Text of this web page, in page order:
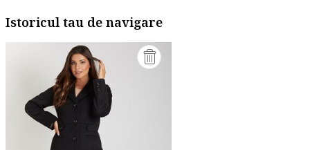
Istoricul tau de navigare